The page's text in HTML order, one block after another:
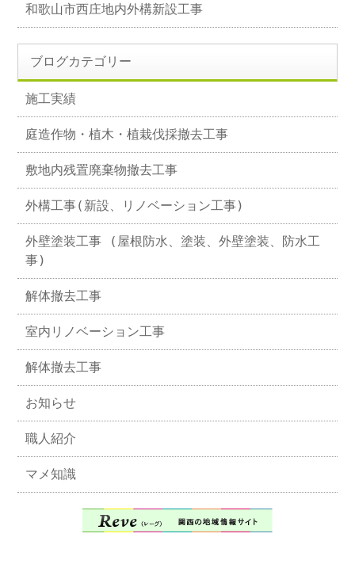
和歌山市西庄地内外構新設工事
ブログカテゴリー
施工実績
庭造作物・植木・植栽伐採撤去工事
敷地内残置廃棄物撤去工事
外構工事(新設、リノベーション工事)
外壁塗装工事 (屋根防水、塗装、外壁塗装、防水工
事)
解体撤去工事
室内リノベーション工事
解体撤去工事
お知らせ
職人紹介
マメ知識